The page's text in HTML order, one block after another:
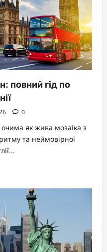
повний гід по
0
як жива мозаїка з
ритму та неймовірної